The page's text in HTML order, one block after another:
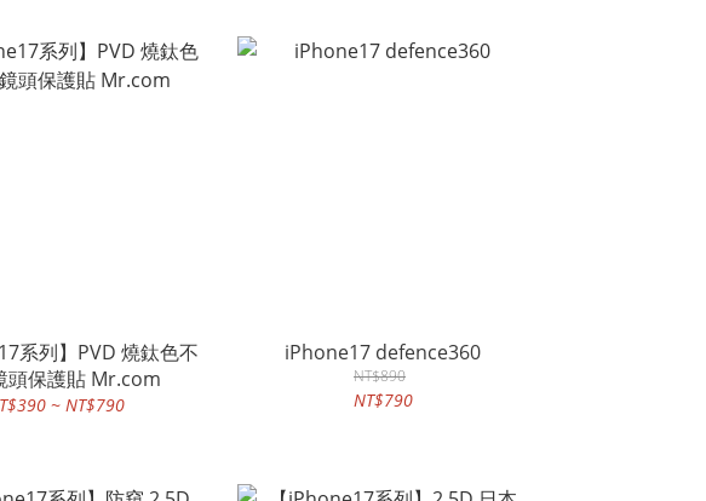
系列】PVD 燒鈦色不
頭保護貼 Mr.com
~ NT$790
iPhone17 defence360
NT$890
NT$790